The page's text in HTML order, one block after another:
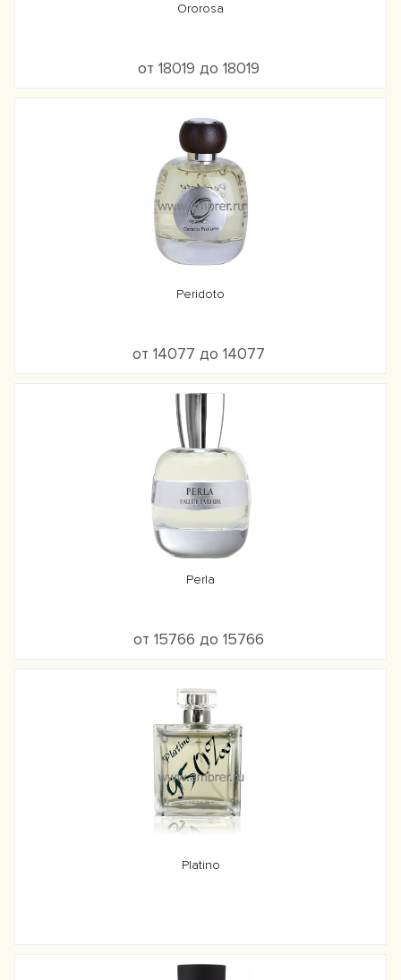
Ororosa
от 18019 до 18019
Peridoto
от 14077 до 14077
Perla
от 15766 до 15766
Platino